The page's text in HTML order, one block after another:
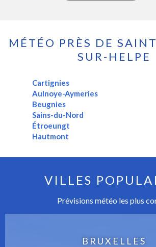
MÉTÉO PRÈS DE
SUR-HELPE
Cartignies
Aulnoye-Aymeries
Beugnies
Sains-du-Nord
Étroeungt
Hautmont
VILLES
Prévisions météo les plus
BRUXELLES